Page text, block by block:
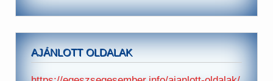
AJÁNLOTT OLDALAK